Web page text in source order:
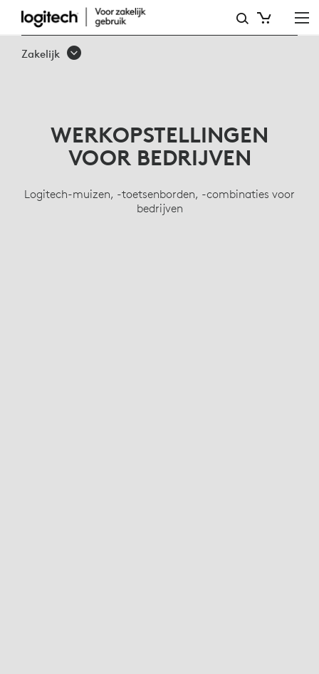
TOETSENBORDEN
VOOR
MUIZEN,
ERGONOMISCHE
Zakelijk
WERKOPSTELLINGEN
VOOR BEDRIJVEN
Logitech-muizen, -toetsenborden, -combinaties voor
bedrijven